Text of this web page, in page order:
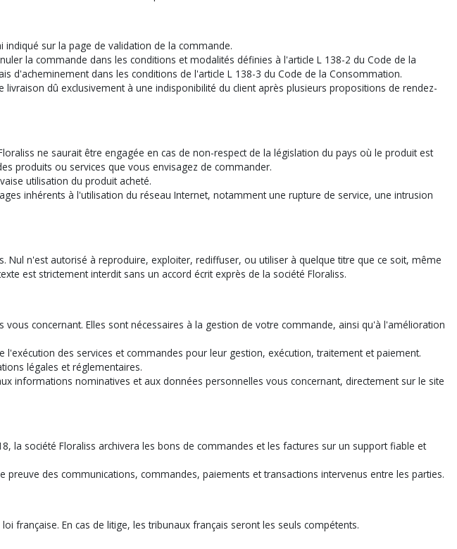
sur la page de validation de la commande.
la commande dans les conditions et modalités définies à l'article L 138-2 du Code de la
dans les conditions de l'article L 138-3 du Code de la Consommation.
dû exclusivement à une indisponibilité du client après plusieurs propositions de rendez-
ne saurait être engagée en cas de non-respect de la législation du pays où le produit est
produits ou services que vous envisagez de commander.
utilisation du produit acheté.
inhérents à l'utilisation du réseau Internet, notamment une rupture de service, une intrusion
n'est autorisé à reproduire, exploiter, rediffuser, ou utiliser à quelque titre que ce soit, même
est strictement interdit sans un accord écrit exprès de la société Floraliss.
concernant. Elles sont nécessaires à la gestion de votre commande, ainsi qu'à l'amélioration
des services et commandes pour leur gestion, exécution, traitement et paiement.
légales et réglementaires.
informations nominatives et aux données personnelles vous concernant, directement sur le site
la société Floraliss archivera les bons de commandes et les factures sur un support fiable et
des communications, commandes, paiements et transactions intervenus entre les parties.
française. En cas de litige, les tribunaux français seront les seuls compétents.